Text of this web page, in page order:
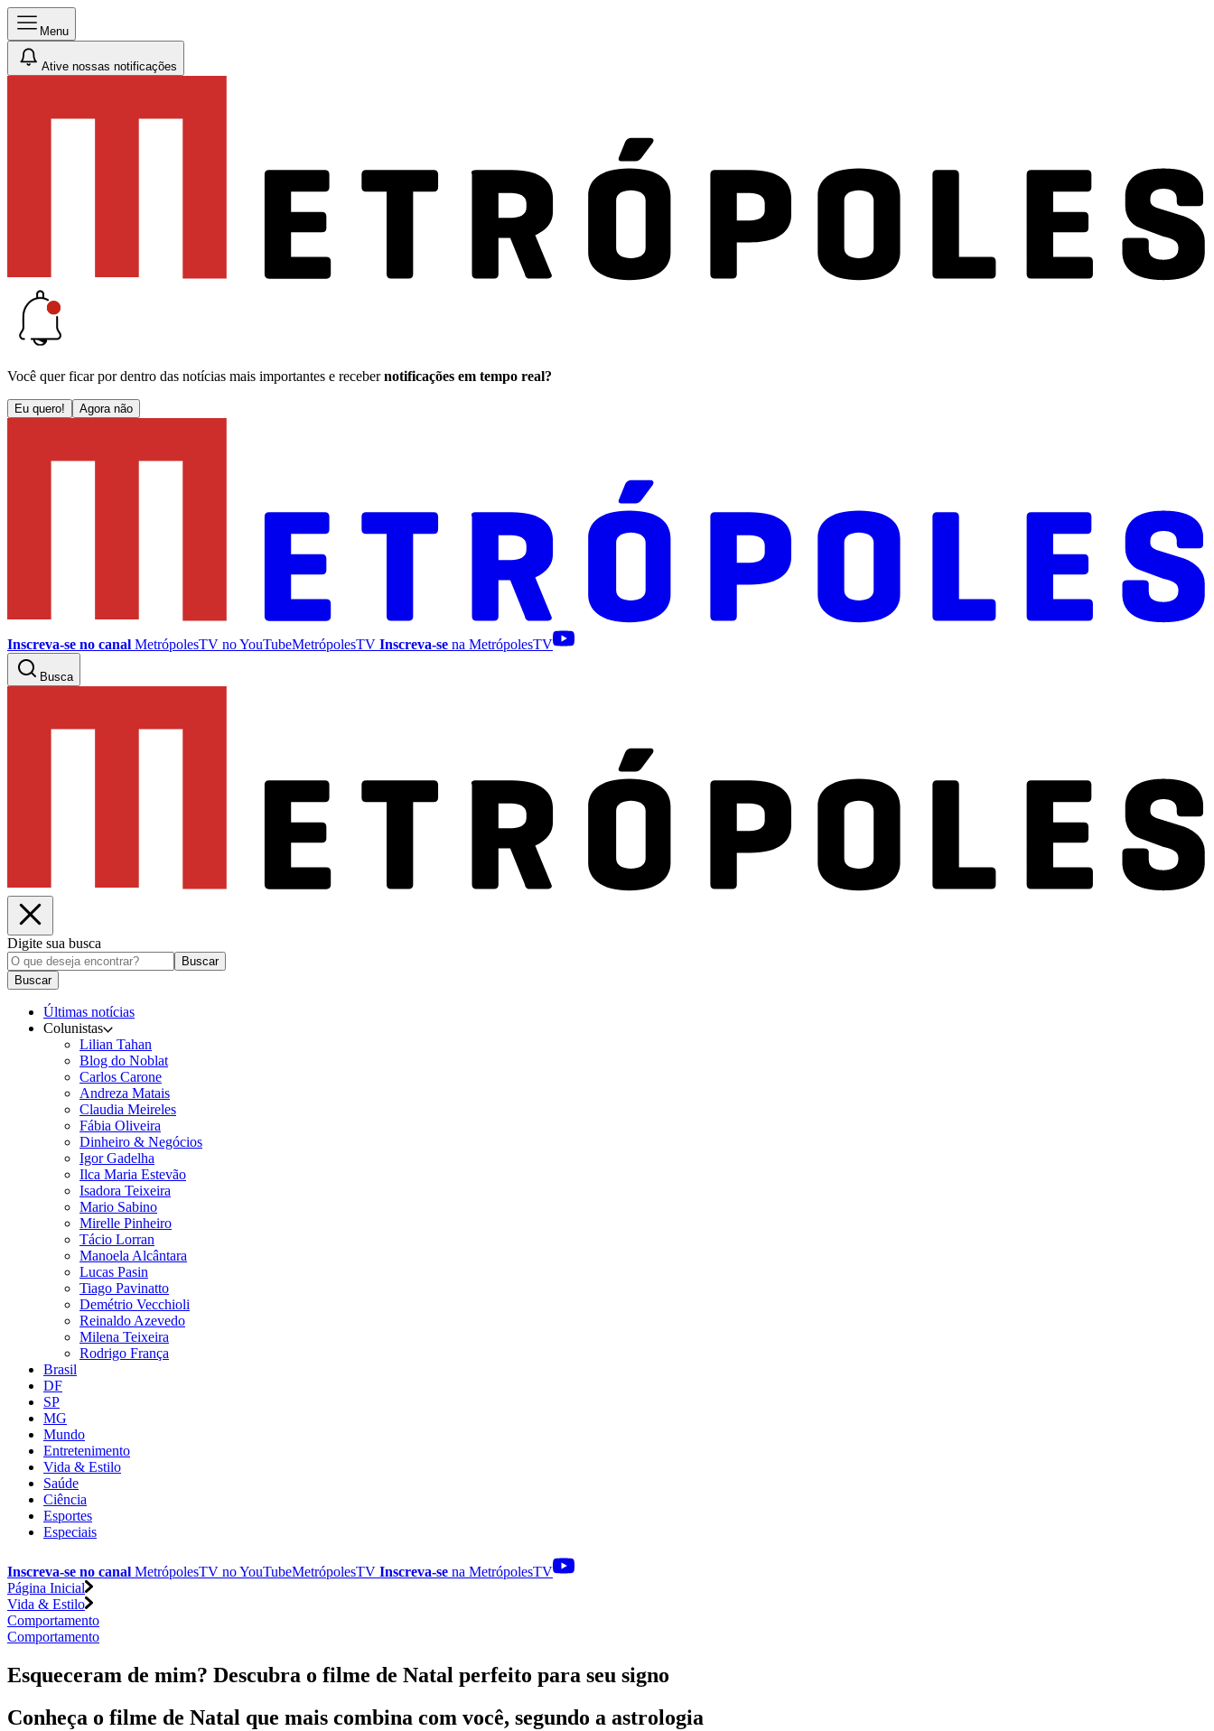
Menu
Ative nossas notificações
Você quer ficar por dentro das notícias mais importantes e receber notificações em tempo real?
Eu quero! Agora não
Inscreva-se no canal MetrópolesTV noYouTubeMetrópolesTV Inscreva-se na MetrópolesTV
Busca
Digite sua busca
Buscar
Buscar
Últimas notícias
Colunistas
Lilian Tahan
Blog do Noblat
Carlos Carone
Andreza Matais
Claudia Meireles
Fábia Oliveira
Dinheiro & Negócios
Igor Gadelha
Ilca Maria Estevão
Isadora Teixeira
Mario Sabino
Mirelle Pinheiro
Tácio Lorran
Manoela Alcântara
Lucas Pasin
Tiago Pavinatto
Demétrio Vecchioli
Reinaldo Azevedo
Milena Teixeira
Rodrigo França
Brasil
DF
SP
MG
Mundo
Entretenimento
Vida & Estilo
Saúde
Ciência
Esportes
Especiais
Inscreva-se no canal MetrópolesTV noYouTubeMetrópolesTV Inscreva-se na MetrópolesTV
Página Inicial
Vida & Estilo
Comportamento
Comportamento
Esqueceram de mim? Descubra o filme de Natal perfeito para seu signo
Conheça o filme de Natal que mais combina com você, segundo a astrologia